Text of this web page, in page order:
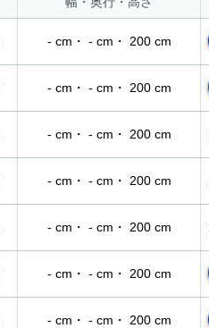
- cm・ - cm・ 200 cm
- cm・ - cm・ 200 cm
- cm・ - cm・ 200 cm
- cm・ - cm・ 200 cm
- cm・ - cm・ 200 cm
- cm・ - cm・ 200 cm
- cm・ - cm・ 200 cm